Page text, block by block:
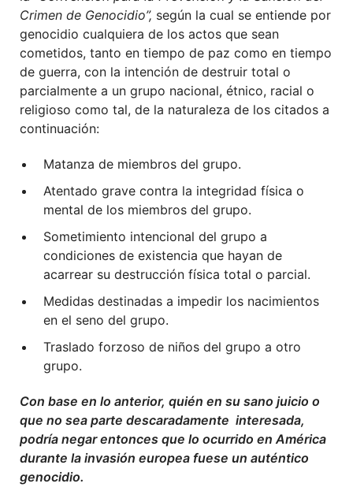
Crimen de Genocidio”, según la cual se entiende por
genocidio cualquiera de los actos que sean
cometidos, tanto en tiempo de paz como en tiempo
de guerra, con la intención de destruir total o
parcialmente a un grupo nacional, étnico, racial o
religioso como tal, de la naturaleza de los citados a
continuación:
Matanza de miembros del grupo.
Atentado grave contra la integridad física o
mental de los miembros del grupo.
Sometimiento intencional del grupo a
condiciones de existencia que hayan de
acarrear su destrucción física total o parcial.
Medidas destinadas a impedir los nacimientos
en el seno del grupo.
Traslado forzoso de niños del grupo a otro
grupo.
Con base en lo anterior, quién en su sano juicio o
que no sea parte descaradamente interesada,
podría negar entonces que lo ocurrido en América
durante la invasión europea fuese un auténtico
genocidio.